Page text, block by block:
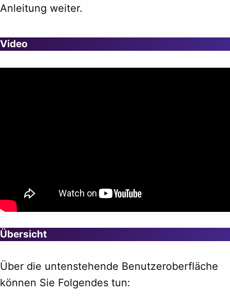
Anleitung weiter.
Video
Übersicht
Über die untenstehende Benutzeroberfläche
können Sie Folgendes tun: